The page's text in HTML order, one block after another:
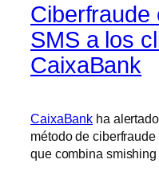
Ciberfraude
SMS a los
CaixaBank
CaixaBank ha
método de
que combina